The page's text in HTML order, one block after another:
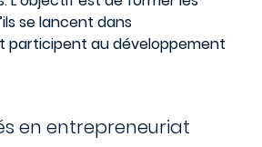
se lancent dans
participent au développement
en entrepreneuriat